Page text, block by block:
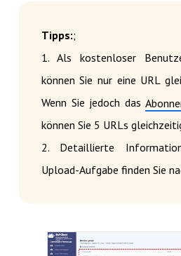
Tipps:;
1. Als kostenloser
können Sie nur eine URL
Wenn Sie jedoch das
können Sie 5 URLs
2. Detaillierte
Upload-Aufgabe finden Sie